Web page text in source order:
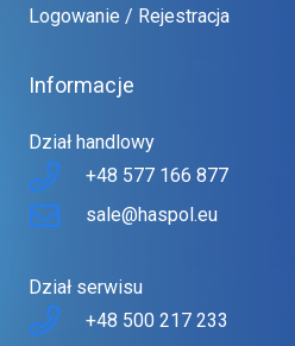
Logowanie / Rejestracja
Informacje
Dział handlowy
+48 577 166 877
sale@haspol.eu
Dział serwisu
+48 500 217 233